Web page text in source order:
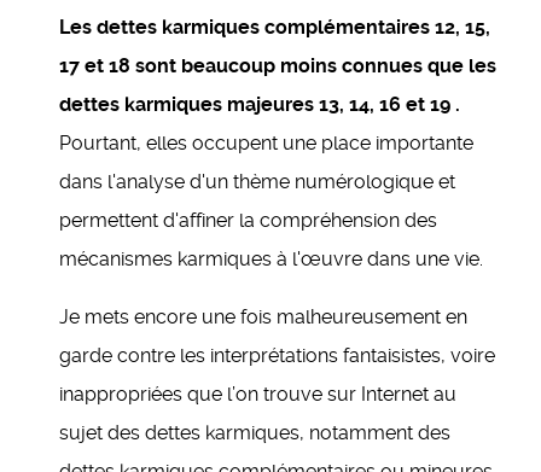
Les dettes karmiques complémentaires 12, 15,
17 et 18 sont beaucoup moins connues que les
dettes karmiques majeures 13, 14, 16 et 19 .
Pourtant, elles occupent une place importante
dans l'analyse d'un thème numérologique et
permettent d'affiner la compréhension des
mécanismes karmiques à l'œuvre dans une vie.
Je mets encore une fois malheureusement en
garde contre les interprétations fantaisistes, voire
inappropriées que l’on trouve sur Internet au
sujet des dettes karmiques, notamment des